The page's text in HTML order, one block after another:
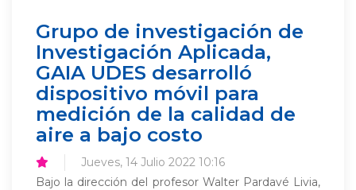
Grupo de investigación de
Investigación Aplicada,
GAIA UDES desarrolló
dispositivo móvil para
medición de la calidad de
aire a bajo costo
Jueves, 14 Julio 2022 10:16
Bajo la dirección del profesor Walter Pardavé Livia,